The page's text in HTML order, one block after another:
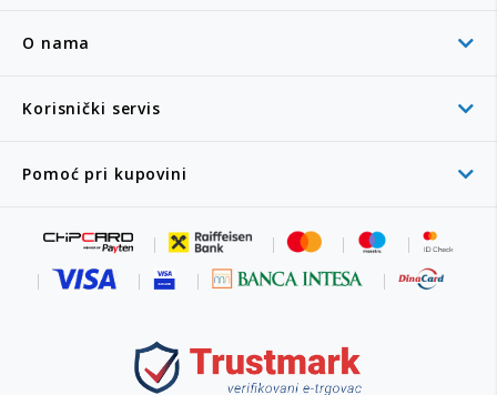
O nama
Korisnički servis
Pomoć pri kupovini